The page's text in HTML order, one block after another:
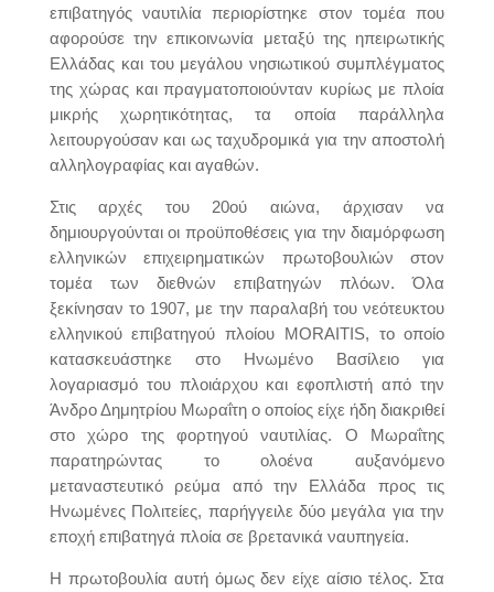
επιβατηγός ναυτιλία περιορίστηκε στον τομέα που
αφορούσε την επικοινωνία μεταξύ της ηπειρωτικής
Ελλάδας και του μεγάλου νησιωτικού συμπλέγματος
της χώρας και πραγματοποιούνταν κυρίως με πλοία
μικρής χωρητικότητας, τα οποία παράλληλα
λειτουργούσαν και ως ταχυδρομικά για την αποστολή
αλληλογραφίας και αγαθών.
Στις αρχές του 20ού αιώνα, άρχισαν να
δημιουργούνται οι προϋποθέσεις για την διαμόρφωση
ελληνικών επιχειρηματικών πρωτοβουλιών στον
τομέα των διεθνών επιβατηγών πλόων. Όλα
ξεκίνησαν το 1907, με την παραλαβή του νεότευκτου
ελληνικού επιβατηγού πλοίου MORAITIS, το οποίο
κατασκευάστηκε στο Ηνωμένο Βασίλειο για
λογαριασμό του πλοιάρχου και εφοπλιστή από την
Άνδρο Δημητρίου Μωραΐτη ο οποίος είχε ήδη διακριθεί
στο χώρο της φορτηγού ναυτιλίας. Ο Μωραΐτης
παρατηρώντας το ολοένα αυξανόμενο
μεταναστευτικό ρεύμα από την Ελλάδα προς τις
Ηνωμένες Πολιτείες, παρήγγειλε δύο μεγάλα για την
εποχή επιβατηγά πλοία σε βρετανικά ναυπηγεία.
Η πρωτοβουλία αυτή όμως δεν είχε αίσιο τέλος. Στα